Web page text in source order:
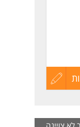
עדכון
החיים